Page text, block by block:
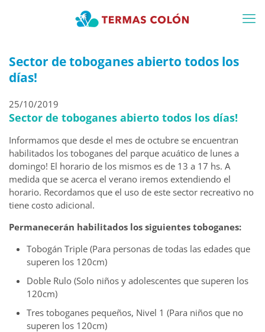
Sector de toboganes abierto todos los
días!
25/10/2019
Sector de toboganes abierto todos los días!
Informamos que desde el mes de octubre se encuentran
habilitados los toboganes del parque acuático de lunes a
domingo! El horario de los mismos es de 13 a 17 hs. A
medida que se acerca el verano iremos extendiendo el
horario. Recordamos que el uso de este sector recreativo no
tiene costo adicional.
Permanecerán habilitados los siguientes toboganes:
Tobogán Triple (Para personas de todas las edades que
superen los 120cm)
Doble Rulo (Solo niños y adolescentes que superen los
120cm)
Tres toboganes pequeños, Nivel 1 (Para niños que no
superen los 120cm)